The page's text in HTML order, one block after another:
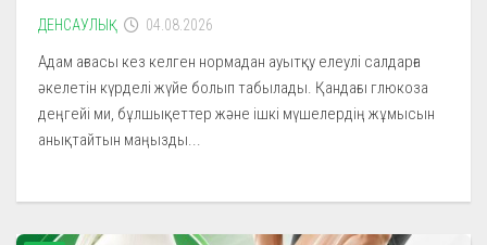
ДЕНСАУЛЫҚ 04.08.2026
Адам ағзасы кез келген нормадан ауытқу елеулі салдарға
әкелетін күрделі жүйе болып табылады. Қандағы глюкоза
деңгейі ми, бұлшықеттер және ішкі мүшелердің жұмысын
анықтайтын маңызды...